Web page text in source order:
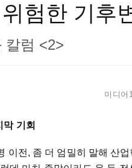
험한 기후
칼럼 <2>
미디
기회
이전, 좀 더 엄밀히 말해 산